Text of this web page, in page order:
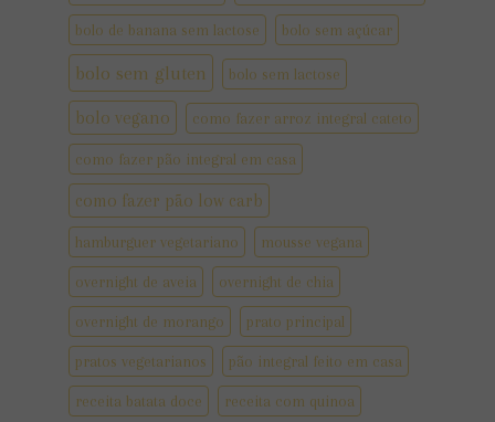
bolo de banana sem lactose bolo sem açúcar
bolo sem gluten bolo sem lactose
bolo vegano como fazer arroz integral cateto
como fazer pão integral em casa
como fazer pão low carb
hamburguer vegetariano mousse vegana
overnight de aveia overnight de chia
overnight de morango prato principal
pratos vegetarianos pão integral feito em casa
receita batata doce receita com quinoa